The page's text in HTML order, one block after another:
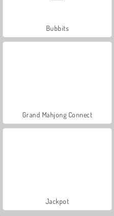
Bubbits
Grand Mahjong Connect
Jackpot